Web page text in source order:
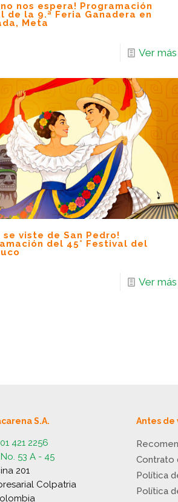
nos espera! Programación
de la 9.ª Feria Ganadera en
Meta
Ver más
se viste de San Pedro!
del 45° Festival del
Ver más
S.A.
421 2256
53 A - 45
201
Colpatria
Antes de
Contrato
Política
Política